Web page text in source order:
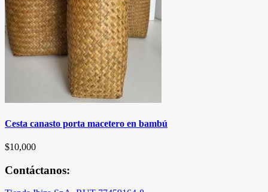
Cesta canasto porta macetero en bambú
$10,000
Contáctanos: